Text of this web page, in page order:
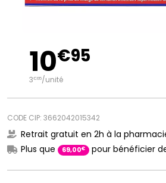
10€95
3€65/unité
CODE CIP: 3662042015342
Retrait gratuit en 2h à la
Plus que
69,00€ pour bénéficier